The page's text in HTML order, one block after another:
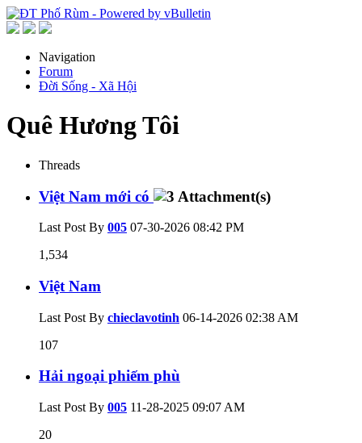
Navigation
Forum
Đời Sống - Xã Hội
Quê Hương Tôi
Threads
Việt Nam mới có
Last Post By 005 07-30-2026 08:42 PM
1,534
Việt Nam
Last Post By chieclavotinh 06-14-2026 02:38 AM
107
Hải ngoại phiếm phù
Last Post By 005 11-28-2025 09:07 AM
20